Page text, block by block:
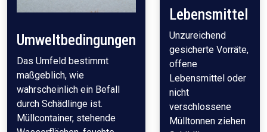
Umweltbedingungen
Das Umfeld bestimmt
maßgeblich, wie
wahrscheinlich ein Befall
durch Schädlinge ist.
Müllcontainer, stehende
Lebensmittel
Unzureichend
gesicherte Vorräte,
offene
Lebensmittel oder
nicht
verschlossene
Mülltonnen ziehen